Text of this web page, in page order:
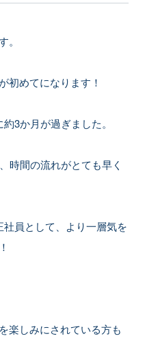
初めてになります！
3か月が過ぎました。
時間の流れがとても早く
員として、より一層気を
楽しみにされている方も